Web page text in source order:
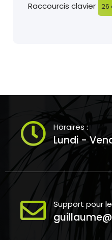
Raccourcis clavier 26
Horaires :
Lundi -
Support pour